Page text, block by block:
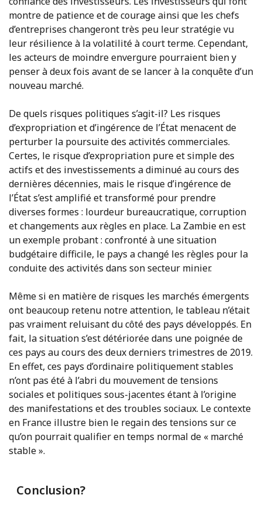
montre de patience et de courage ainsi que les chefs
d’entreprises changeront très peu leur stratégie vu
leur résilience à la volatilité à court terme. Cependant,
les acteurs de moindre envergure pourraient bien y
penser à deux fois avant de se lancer à la conquête d’un
nouveau marché.
De quels risques politiques s’agit-il? Les risques
d’expropriation et d’ingérence de l’État menacent de
perturber la poursuite des activités commerciales.
Certes, le risque d’expropriation pure et simple des
actifs et des investissements a diminué au cours des
dernières décennies, mais le risque d’ingérence de
l’État s’est amplifié et transformé pour prendre
diverses formes : lourdeur bureaucratique, corruption
et changements aux règles en place. La Zambie en est
un exemple probant : confronté à une situation
budgétaire difficile, le pays a changé les règles pour la
conduite des activités dans son secteur minier.
Même si en matière de risques les marchés émergents
ont beaucoup retenu notre attention, le tableau n’était
pas vraiment reluisant du côté des pays développés. En
fait, la situation s’est détériorée dans une poignée de
ces pays au cours des deux derniers trimestres de 2019.
En effet, ces pays d’ordinaire politiquement stables
n’ont pas été à l’abri du mouvement de tensions
sociales et politiques sous-jacentes étant à l’origine
des manifestations et des troubles sociaux. Le contexte
en France illustre bien le regain des tensions sur ce
qu’on pourrait qualifier en temps normal de « marché
stable ».
Conclusion?